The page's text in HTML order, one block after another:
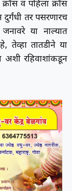
व पहिला क्रॉस
तर पसरणारच
या नाल्यात
तेव्हा तातडीने या
अशी रहिवाशांकडून